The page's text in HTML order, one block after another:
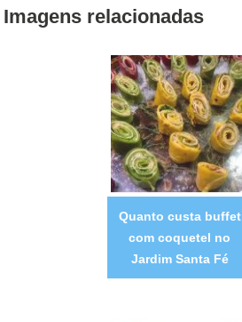
Imagens relacionadas
Quanto custa buffet
com coquetel no
Jardim Santa Fé